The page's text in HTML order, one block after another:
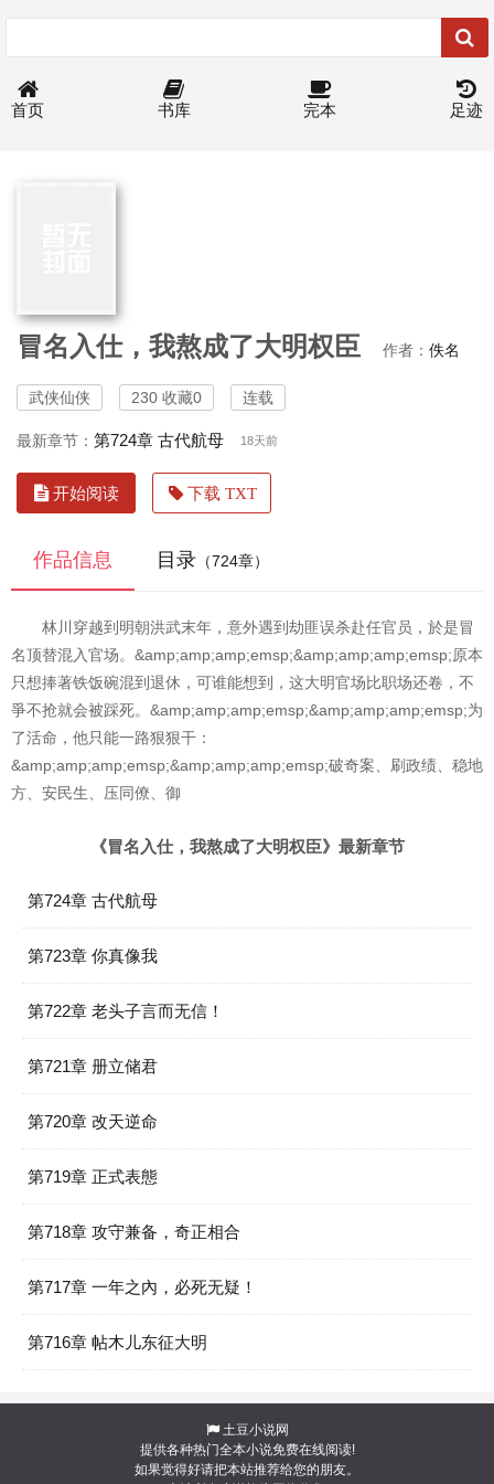
首页 书库 完本 足迹
冒名入仕，我熬成了大明权臣 作者： 佚名
武侠仙侠 230 收藏0 连载
最新章节： 第724章 古代航母 18天前
开始阅读 下载 TXT
作品信息 目录 （724章）
林川穿越到明朝洪武末年，意外遇到劫匪误杀赴任官员，於是冒
名顶替混入官场。&amp;amp;amp;emsp;&amp;amp;amp;emsp;原本
只想捧著铁饭碗混到退休，可谁能想到，这大明官场比职场还卷，不
爭不抢就会被踩死。&amp;amp;amp;emsp;&amp;amp;amp;emsp;为
了活命，他只能一路狠狠干：
&amp;amp;amp;emsp;&amp;amp;amp;emsp;破奇案、刷政绩、稳地
方、安民生、压同僚、御
《冒名入仕，我熬成了大明权臣》最新章节
第724章 古代航母
第723章 你真像我
第722章 老头子言而无信！
第721章 册立储君
第720章 改天逆命
第719章 正式表態
第718章 攻守兼备，奇正相合
第717章 一年之內，必死无疑！
第716章 帖木儿东征大明
土豆小说网
提供各种热门全本小说免费在线阅读!
如果觉得好请把本站推荐给您的朋友。